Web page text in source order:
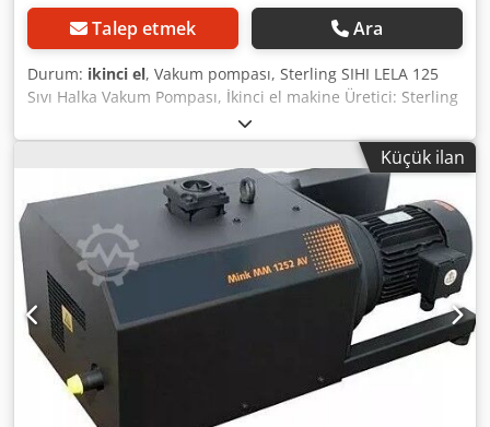
Talep etmek Ara
Durum: ikinci el, Vakum pompası, Sterling SIHI LELA 125
Sıvı Halka Vakum Pompası, İkinci el makine Üretici: Sterling
SIHI GmbH (Itzehoe, Almanya) – Premium endüstriyel
pompa üreticisi Tip: LELA 125 Model kodu: AB DAH 4B 4
Seri numarası: D-03-77659-01 Üretim yılı: 2003 Toplam
boyutlar: 920 x 320 x 360 mm Çalışma parametreleri (1.
çalışma noktası): Devir: 1450 d/dk (min⁻¹) Emiş basıncı (p1):
33 mbar Debi (V): 108 m³/h Güç (P): 2,9 kW Çalışma
parametreleri (2. çalışma noktası): Dcsdpfx Ajzg Uugol Ajk
Devir: 1750 d/dk (min⁻¹) Emiş basıncı (p1): 33 mbar Debi (V):
130 m³/h Güç (P): 4,2 kW
Küçük ilan